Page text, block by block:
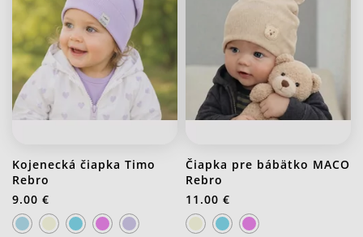
Kojenecká čiapka Timo
Rebro
9.00 €
Čiapka pre bábätko MACO
Rebro
11.00 €